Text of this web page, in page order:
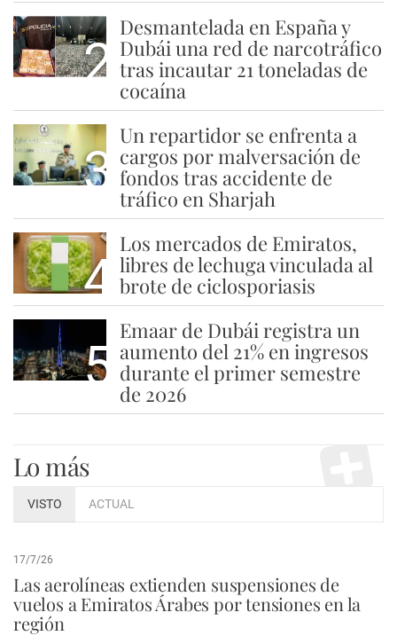
2
Desmantelada en España y
Dubái una red de narcotráfico
tras incautar 21 toneladas de
cocaína
3
Un repartidor se enfrenta a
cargos por malversación de
fondos tras accidente de
tráfico en Sharjah
4
Los mercados de Emiratos,
libres de lechuga vinculada al
brote de ciclosporiasis
5
Emaar de Dubái registra un
aumento del 21% en ingresos
durante el primer semestre
de 2026
Lo más
VISTO ACTUAL
17/7/26
Las aerolíneas extienden suspensiones de
vuelos a Emiratos Árabes por tensiones en la
región